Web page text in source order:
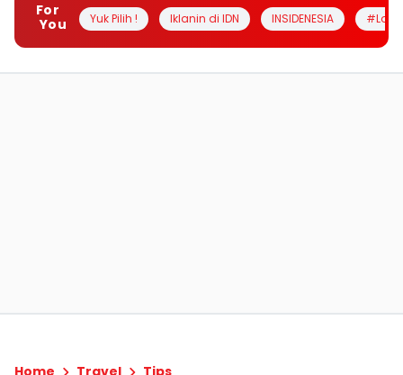
For
You
Yuk Pilih ! Iklanin di IDN INSIDENESIA
Home Travel Tips